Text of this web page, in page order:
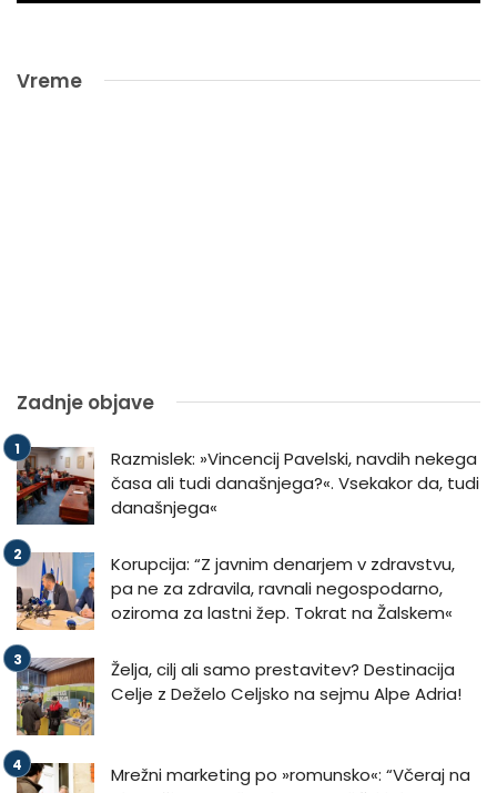
Vreme
Zadnje objave
Razmislek: »Vincencij Pavelski, navdih nekega
časa ali tudi današnjega?«. Vsekakor da, tudi
današnjega«
Korupcija: “Z javnim denarjem v zdravstvu,
pa ne za zdravila, ravnali negospodarno,
oziroma za lastni žep. Tokrat na Žalskem«
Želja, cilj ali samo prestavitev? Destinacija
Celje z Deželo Celjsko na sejmu Alpe Adria!
Mrežni marketing po »romunsko«: “Včeraj na